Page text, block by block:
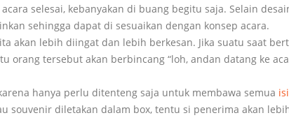
selesai, kebanyakan di buang begitu saja. Selain
sehingga dapat di sesuaikan dengan konsep acara.
akan lebih diingat dan lebih berkesan. Jika suatu saat
orang tersebut akan berbincang “loh, andan datang ke
hanya perlu ditenteng saja untuk membawa semua
souvenir diletakan dalam box, tentu si penerima akan